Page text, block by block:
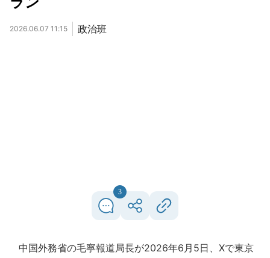
2026.06.07 11:15 政治班
3
中国外務省の毛寧報道局長が2026年6月5日、Xで東京